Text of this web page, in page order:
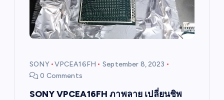
SONY VPCEA16FH
September 8, 2023
0 Comments
SONY VPCEA16FH ภาพลาย เปลี่ยนชิพ